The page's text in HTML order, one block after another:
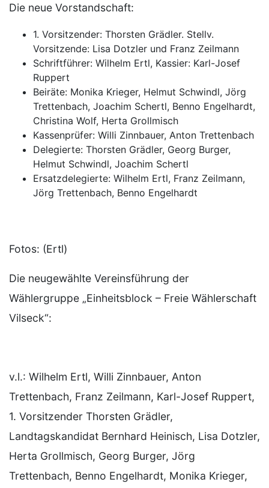
Die neue Vorstandschaft:
1. Vorsitzender: Thorsten Grädler. Stellv.
Vorsitzende: Lisa Dotzler und Franz Zeilmann
Schriftführer: Wilhelm Ertl, Kassier: Karl-Josef
Ruppert
Beiräte: Monika Krieger, Helmut Schwindl, Jörg
Trettenbach, Joachim Schertl, Benno Engelhardt,
Christina Wolf, Herta Grollmisch
Kassenprüfer: Willi Zinnbauer, Anton Trettenbach
Delegierte: Thorsten Grädler, Georg Burger,
Helmut Schwindl, Joachim Schertl
Ersatzdelegierte: Wilhelm Ertl, Franz Zeilmann,
Jörg Trettenbach, Benno Engelhardt
Fotos: (Ertl)
Die neugewählte Vereinsführung der
Wählergruppe „Einheitsblock – Freie Wählerschaft
Vilseck“:
v.l.: Wilhelm Ertl, Willi Zinnbauer, Anton
Trettenbach, Franz Zeilmann, Karl-Josef Ruppert,
1. Vorsitzender Thorsten Grädler,
Landtagskandidat Bernhard Heinisch, Lisa Dotzler,
Herta Grollmisch, Georg Burger, Jörg
Trettenbach, Benno Engelhardt, Monika Krieger,